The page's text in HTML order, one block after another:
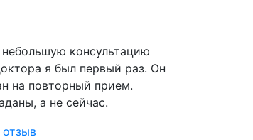
консультацию
я был первый раз. Он
на повторный прием.
а не сейчас.
отзыв